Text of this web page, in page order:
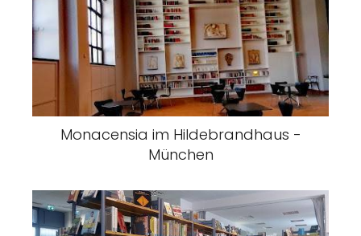
Monacensia im Hildebrandhaus -
München